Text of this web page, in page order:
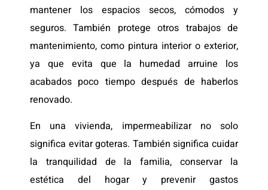
mantener los espacios secos, cómodos y
seguros. También protege otros trabajos de
mantenimiento, como pintura interior o exterior,
ya que evita que la humedad arruine los
acabados poco tiempo después de haberlos
renovado.
En una vivienda, impermeabilizar no solo
significa evitar goteras. También significa cuidar
la tranquilidad de la familia, conservar la
estética del hogar y prevenir gastos